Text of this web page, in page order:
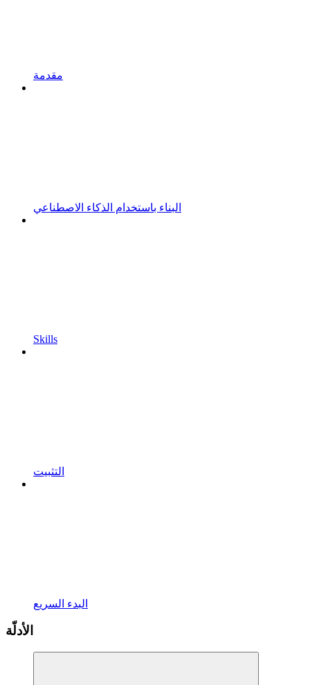
مقدمة
البناء باستخدام الذكاء الاصطناعي
Skills
التثبيت
البدء السريع
الأدلّة